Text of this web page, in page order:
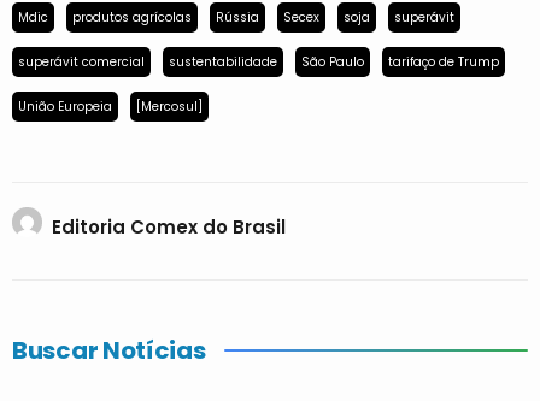
Mdic produtos agrícolas Rússia Secex soja superávit
superávit comercial sustentabilidade São Paulo tarifaço de Trump
União Europeia [Mercosul]
Editoria Comex do Brasil
Buscar Notícias